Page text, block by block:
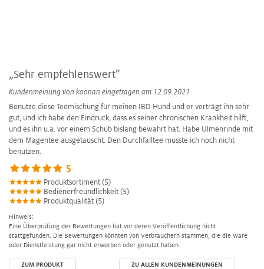
„Sehr empfehlenswert”
Kundenmeinung von koonan eingetragen am 12.09.2021
Benutze diese Teemischung für meinen IBD Hund und er verträgt ihn sehr
gut, und ich habe den Eindruck, dass es seiner chronischen Krankheit hilft,
und es ihn u.a. vor einem Schub bislang bewahrt hat. Habe Ulmenrinde mit
dem Magentee ausgetauscht. Den Durchfalltee musste ich noch nicht
benutzen.
5
Produktsortiment (5)
Bedienerfreundlichkeit (5)
Produktqualität (5)
Hinweis:
Eine Überprüfung der Bewertungen hat vor deren Veröffentlichung nicht
stattgefunden. Die Bewertungen könnten von Verbrauchern stammen, die die Ware
oder Dienstleistung gar nicht erworben oder genutzt haben.
ZUM PRODUKT ZU ALLEN KUNDENMEINUNGEN